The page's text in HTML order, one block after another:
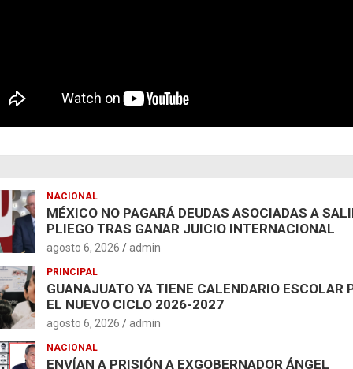
NACIONAL
MÉXICO NO PAGARÁ DEUDAS ASOCIADAS A
PLIEGO TRAS GANAR JUICIO INTERNACIONAL
agosto 6, 2026 admin
PRINCIPAL
GUANAJUATO YA TIENE CALENDARIO ESCOLAR
EL NUEVO CICLO 2026-2027
agosto 6, 2026 admin
NACIONAL
ENVÍAN A PRISIÓN A EXGOBERNADOR ÁNGEL